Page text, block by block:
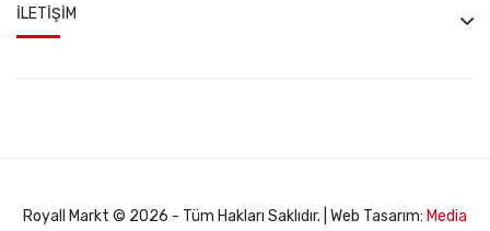
İLETIŞIM
Royall Markt © 2026 - Tüm Hakları Saklıdır. | Web Tasarım: Media